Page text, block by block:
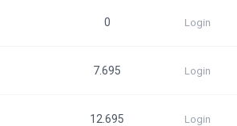
0 Login
7.695 Login
12.695 Login